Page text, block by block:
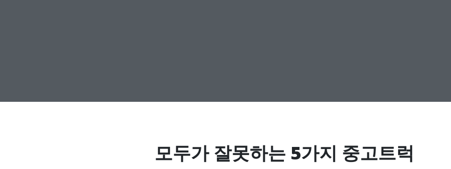
모두가 잘못하는 5가지 중고트럭